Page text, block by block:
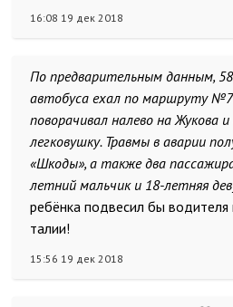
16:08 19 дек 2018
По предварительным данным,
автобуса ехал по маршруту
поворачивал налево на Жукова
легковушку. Травмы в аварии
«Шкоды», а также два
летний мальчик и 18-летняя
ребёнка подвесил бы водителя
талии!
15:56 19 дек 2018